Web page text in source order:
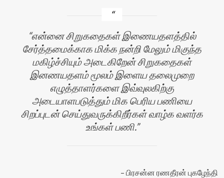
என்னை சிறுகதைகள் இணையதளத்தில்
சேர்த்தமைக்காக மிக்க நன்றி மேலும் மிகுந்த
மகிழ்ச்சியும் அடைகிறேன் சிறுகதைகள்
இனணயதளம் மூலம் இளைய தலைமுறை
எழுத்தாளர்களை இவ்வுலகிற்கு
அடையாளபடுத்தும் மிக பெரிய பணியை
சிறப்புடன் செய்துவருக்கிறீர்கள் வாழ்க வளர்க
உங்கள் பணி.
பிரசன்ன ரணதீரன் புகழேந்தி